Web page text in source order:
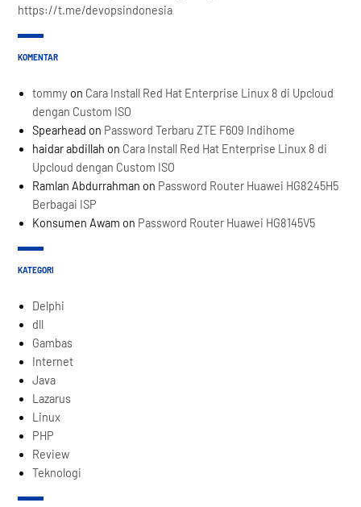
https://t.me/devopsindonesia
KOMENTAR
tommy on Cara Install Red Hat Enterprise Linux 8 di Upcloud
dengan Custom ISO
Spearhead on Password Terbaru ZTE F609 Indihome
haidar abdillah on Cara Install Red Hat Enterprise Linux 8 di
Upcloud dengan Custom ISO
Ramlan Abdurrahman on Password Router Huawei HG8245H5
Berbagai ISP
Konsumen Awam on Password Router Huawei HG8145V5
KATEGORI
Delphi
dll
Gambas
Internet
Java
Lazarus
Linux
PHP
Review
Teknologi